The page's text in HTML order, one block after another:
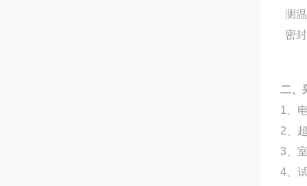
测
密
二、
1
、
2 、
3
4 、